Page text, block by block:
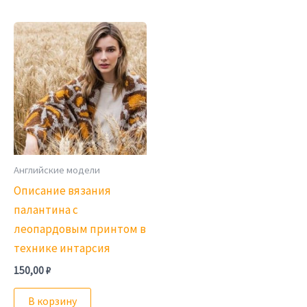
Английские модели
Описание вязания
палантина с
леопардовым принтом в
технике интарсия
150,00₽
В корзину